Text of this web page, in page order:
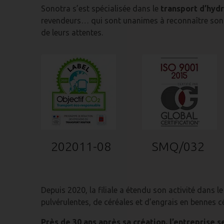
Sonotra s’est spécialisée dans le transport
revendeurs… qui sont unanimes à reconnaître
de leurs attentes.
202011-08 SMQ/032
Depuis 2020, la filiale a étendu son activité dans
pulvérulentes, de céréales et d’engrais en bennes